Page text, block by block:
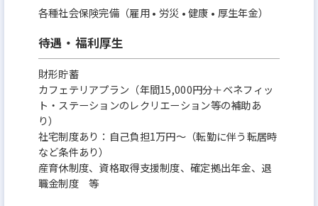
各種社会保険完備（雇用 • 労災 • 健康 • 厚生年金）
待遇・福利厚生
財形貯蓄
カフェテリアプラン（年間15,000円分＋ベネフィッ
ト・ステーションのレクリエーション等の補助あ
り）
社宅制度あり：自己負担1万円～（転勤に伴う転居時
など条件あり）
産育休制度、資格取得支援制度、確定拠出年金、退
職金制度 等